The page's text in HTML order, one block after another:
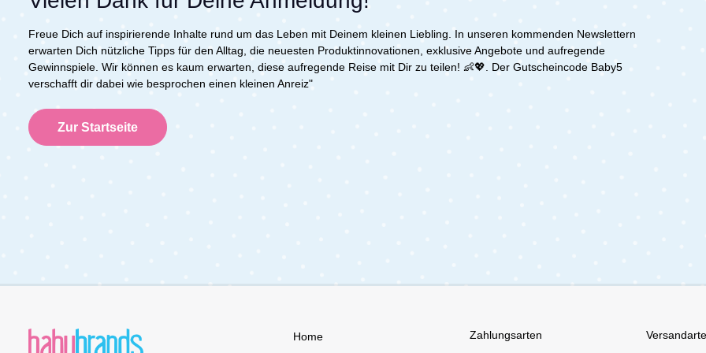
Freue Dich auf inspirierende Inhalte rund um das Leben mit Deinem kleinen Liebling. In unseren kommenden Newslettern
erwarten Dich nützliche Tipps für den Alltag, die neuesten Produktinnovationen, exklusive Angebote und aufregende
Gewinnspiele. Wir können es kaum erwarten, diese aufregende Reise mit Dir zu teilen! 👶💖. Der Gutscheincode Baby5
verschafft dir dabei wie besprochen einen kleinen Anreiz"
Zur Startseite
Zahlungsarten
Home